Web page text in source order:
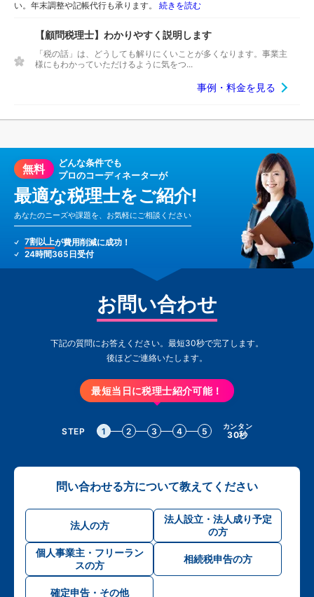
い。年末調整や記帳代行も承ります。 続きを読む
【顧問税理士】わかりやすく説明します
「税の話」は、どうしても解りにくいことが多くなります。事業主
様にもわかっていただけるように気をつ...
事例・料金を見る
無料
どんな条件でも
プロのコーディネーターが
最適な税理士をご紹介!
あなたのニーズや課題を、お気軽にご相談ください
7割以上が費用削減に成功！
24時間365日受付
お問い合わせ
下記の質問にお答えください。最短30秒で完了します。
後ほどご連絡いたします。
最短当日に税理士紹介可能！
STEP 1 2 3 4 5 カンタン
30秒
問い合わせる方について教えてください
法人の方
法人設立・法人成り予定
の方
個人事業主・フリーラン
スの方
相続税申告の方
確定申告・その他